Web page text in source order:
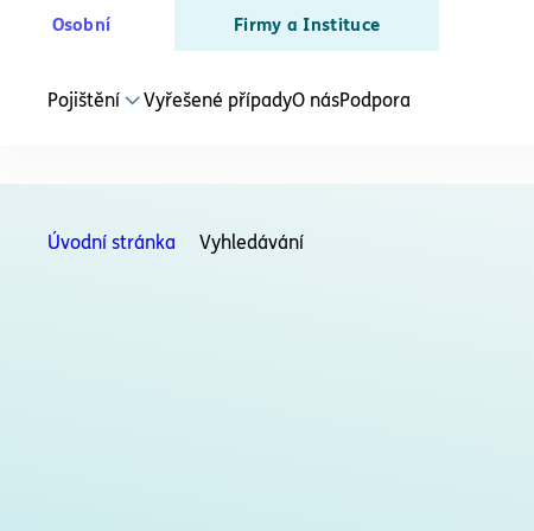
Osobní Firmy a Instituce
Pojištění
Živnostníka a OSVČ
Vyřešené případyO násPodpora
Úvodní stránka Vyhledávání